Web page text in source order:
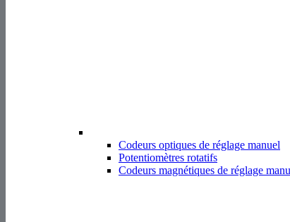
Codeurs optiques de réglage manuel
Potentiomètres rotatifs
Codeurs magnétiques de réglage